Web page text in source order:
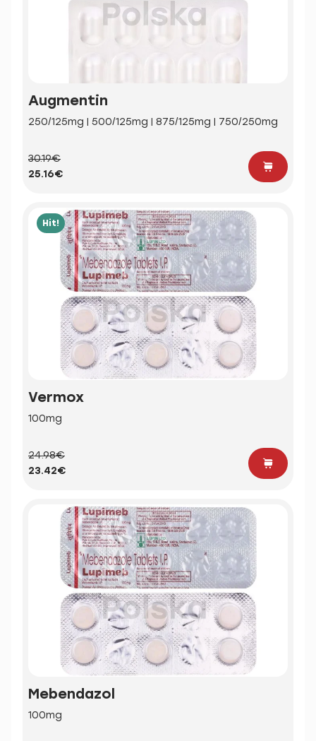
Augmentin
250/125mg | 500/125mg | 875/125mg | 750/250mg
30.19€
25.16€
Hit!
Vermox
100mg
24.98€
23.42€
Mebendazol
100mg